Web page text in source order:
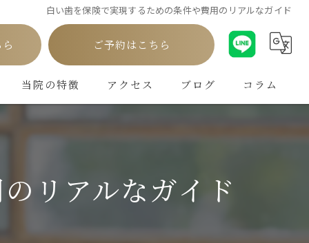
白い歯を保険で実現するための条件や費用のリアルなガイド
ご予約はこちら
当院の特徴
ホワイトニング
アクセス ブログ コラム
リアルなガイド